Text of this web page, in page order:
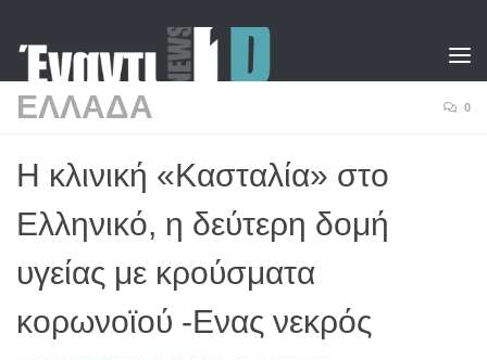
ΕΛΛΑΔΑ 0
Η κλινική «Κασταλία» στο
Ελληνικό, η δεύτερη δομή
υγείας με κρούσματα
κορωνοϊού -Ενας νεκρός